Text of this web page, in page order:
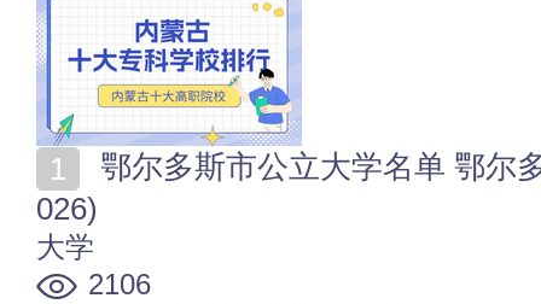
026)
大学
2106